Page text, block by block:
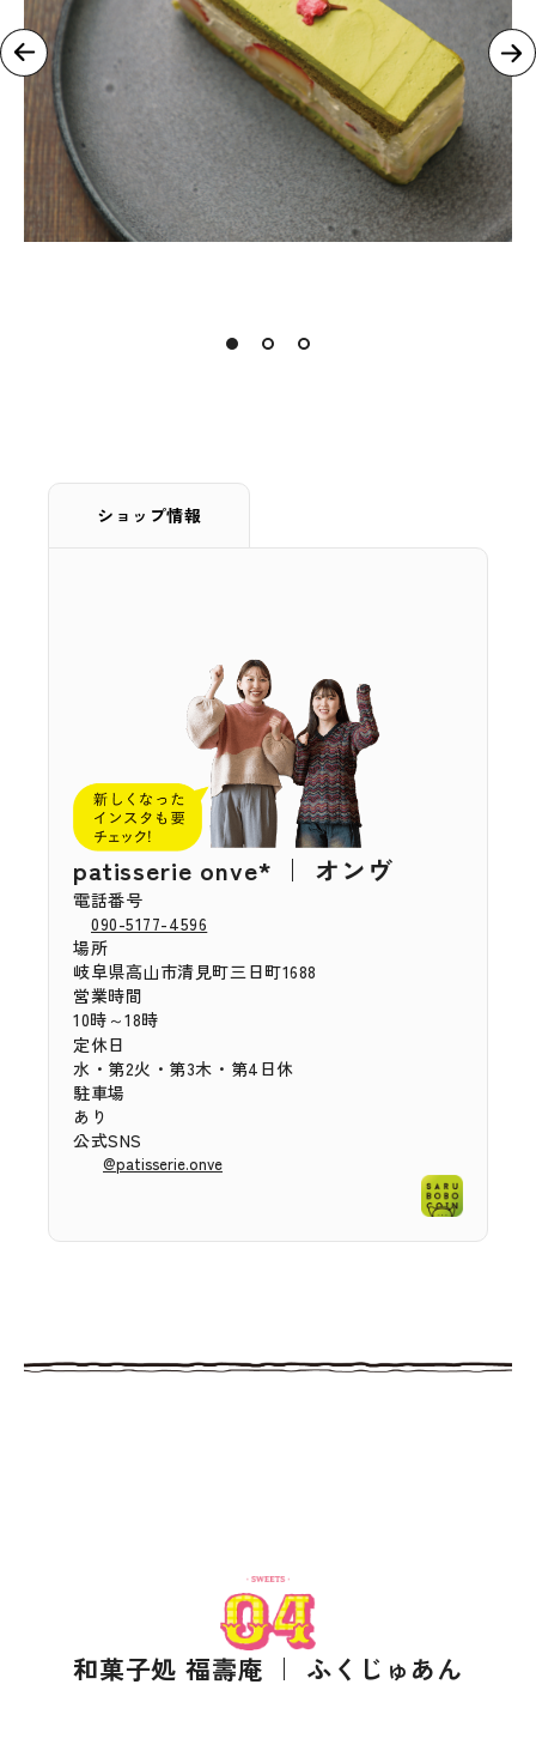
ショップ情報
patisserie onve* ｜ オンヴ
電話番号
090-5177-4596
場所
岐阜県高山市清見町三日町1688
営業時間
10時～18時
定休日
水・第2火・第3木・第4日休
駐車場
あり
公式SNS
@patisserie.onve
和菓子処 福壽庵 ｜ ふくじゅあん